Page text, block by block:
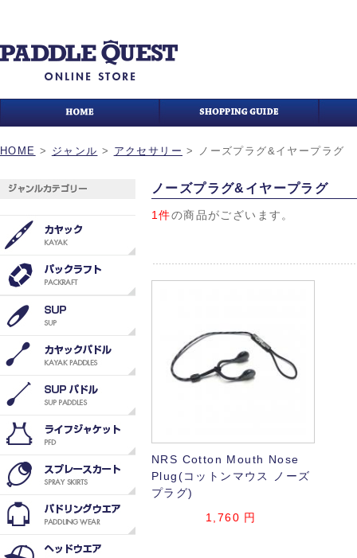
HOME > ジャンル > アクセサリー > ノーズプラグ&イヤープラグ
ノーズプラグ&イヤープラグ
1件の商品がございます。
NRS Cotton Mouth Nose
Plug(コットンマウス ノーズ
プラグ)
1,760 円